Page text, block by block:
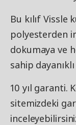
Bu kılıf Vissle
polyesterden
dokumaya ve
sahip
10 yıl garanti.
sitemizdeki